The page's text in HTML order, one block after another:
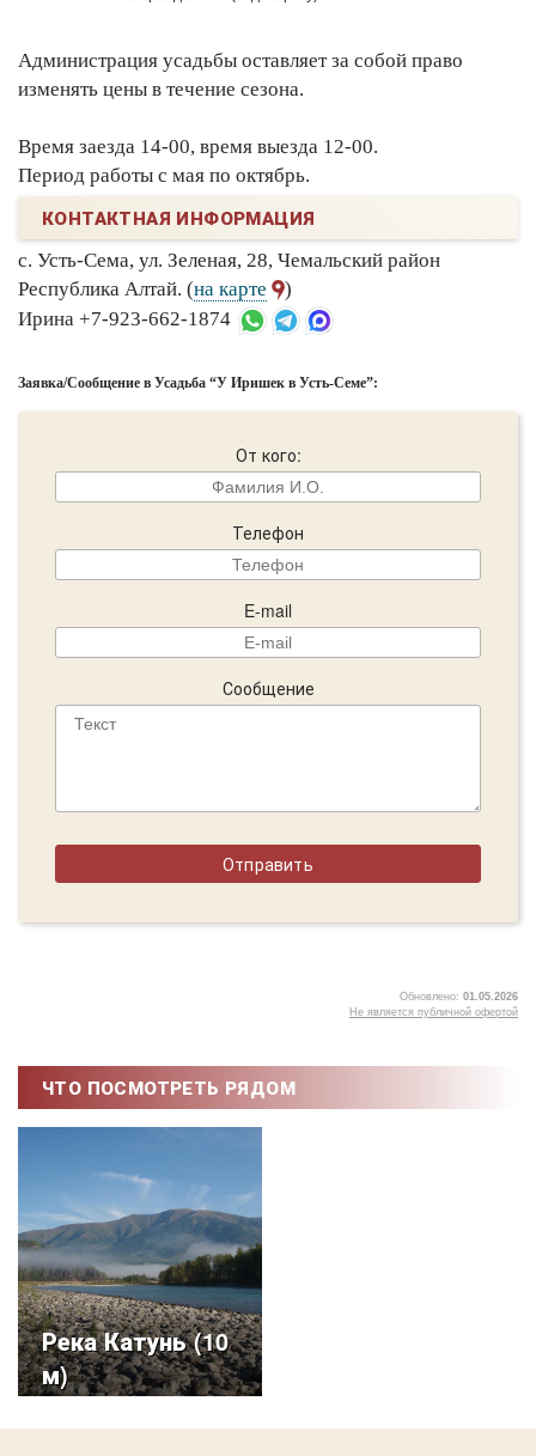
Администрация усадьбы оставляет за собой право
изменять цены в течение сезона.
Время заезда 14-00, время выезда 12-00.
Период работы с мая по октябрь.
КОНТАКТНАЯ ИНФОРМАЦИЯ
с. Усть-Сема, ул. Зеленая, 28, Чемальский район
Республика Алтай. (на карте
)
Ирина +7-923-662-1874
Заявка/Сообщение в Усадьба “У Иришек в Усть-Семе”:
От кого:
Телефон
E-mail
Сообщение
Обновлено: 01.05.2026
Не является публичной офертой
ЧТО ПОСМОТРЕТЬ РЯДОМ
Река Катунь (10
м)